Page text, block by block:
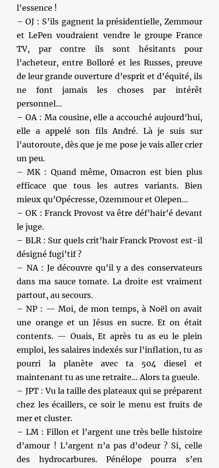
l’essence !
– OJ : S’ils gagnent la présidentielle, Zemmour
et LePen voudraient vendre le groupe France
TV, par contre ils sont hésitants pour
l’acheteur, entre Bolloré et les Russes, preuve
de leur grande ouverture d’esprit et d’équité, ils
ne font jamais les choses par intérêt
personnel…
– OA : Ma cousine, elle a accouché aujourd’hui,
elle a appelé son fils André. Là je suis sur
l’autoroute, dès que je me pose je vais aller crier
un peu.
– MK : Quand même, Omacron est bien plus
efficace que tous les autres variants. Bien
mieux qu’Opécresse, Ozemmour et Olepen…
– OK : Franck Provost va être déf’hair’é devant
le juge.
– BLR : Sur quels crit’hair Franck Provost est-il
désigné fugi’tif ?
– NA : Je découvre qu’il y a des conservateurs
dans ma sauce tomate. La droite est vraiment
partout, au secours.
– NP : — Moi, de mon temps, à Noël on avait
une orange et un Jésus en sucre. Et on était
contents. — Ouais, Et après tu as eu le plein
emploi, les salaires indexés sur l’inflation, tu as
pourri la planète avec ta 504 diesel et
maintenant tu as une retraite… Alors ta gueule.
– JPT : Vu la taille des plateaux qui se préparent
chez les écaillers, ce soir le menu est fruits de
mer et cluster.
– LM : Fillon et l’argent une très belle histoire
d’amour ! L’argent n’a pas d’odeur ? Si, celle
des hydrocarbures. Pénélope pourra s’en